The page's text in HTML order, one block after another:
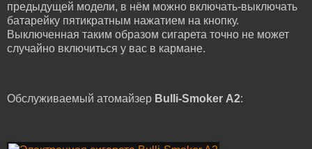
предыдущей модели, в нём можно включать-выключать
батарейку пятикратным нажатием на кнопку.
Выключенная таким образом сигарета точно не может
случайно включиться у вас в кармане.
Обслуживаемый атомайзер Bulli-Smoker A2: